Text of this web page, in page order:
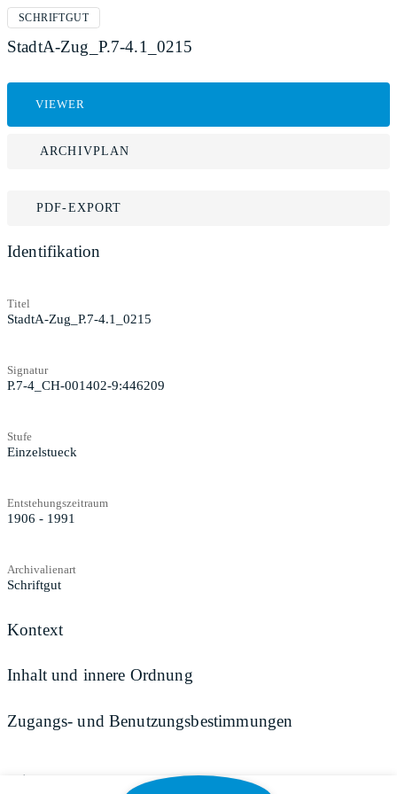
SCHRIFTGUT
StadtA-Zug_P.7-4.1_0215
VIEWER
ARCHIVPLAN
PDF-EXPORT
Identifikation
Titel
StadtA-Zug_P.7-4.1_0215
Signatur
P.7-4_CH-001402-9:446209
Stufe
Einzelstueck
Entstehungszeitraum
1906 - 1991
Archivalienart
Schriftgut
Kontext
Inhalt und innere Ordnung
Zugangs- und Benutzungsbestimmungen
Teilen